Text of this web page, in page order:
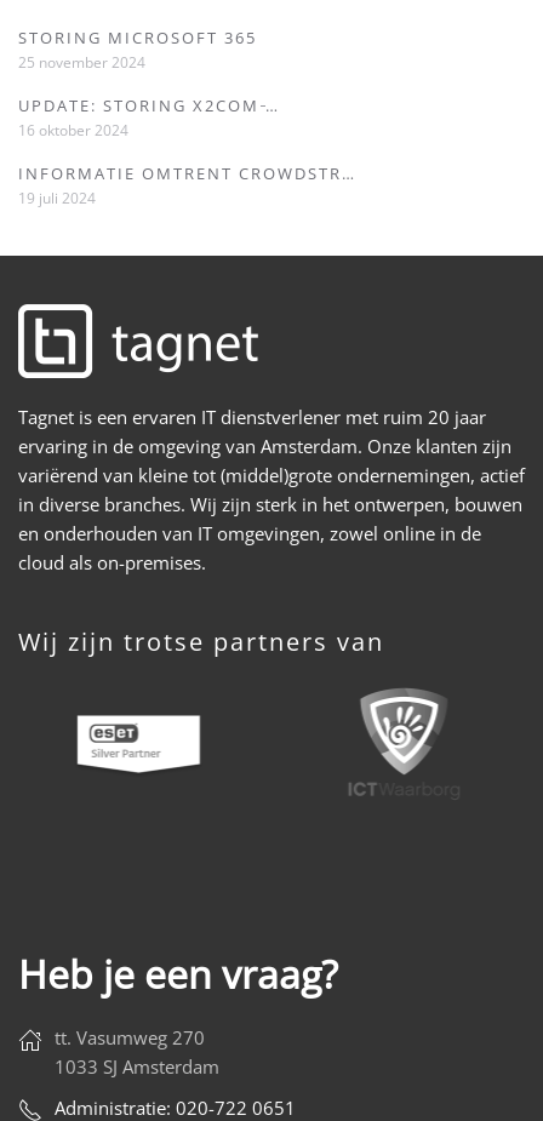
STORING MICROSOFT 365
25 november 2024
UPDATE: STORING X2COM ̵…
16 oktober 2024
INFORMATIE OMTRENT CROWDSTR…
19 juli 2024
Tagnet is een ervaren IT dienstverlener met ruim 20 jaar
ervaring in de omgeving van Amsterdam. Onze klanten zijn
variërend van kleine tot (middel)grote ondernemingen, actief
in diverse branches. Wij zijn sterk in het ontwerpen, bouwen
en onderhouden van IT omgevingen, zowel online in de
cloud als on-premises.
Wij zijn trotse partners van
Heb je een vraag?
tt. Vasumweg 270
1033 SJ Amsterdam
Administratie: 020-722 0651